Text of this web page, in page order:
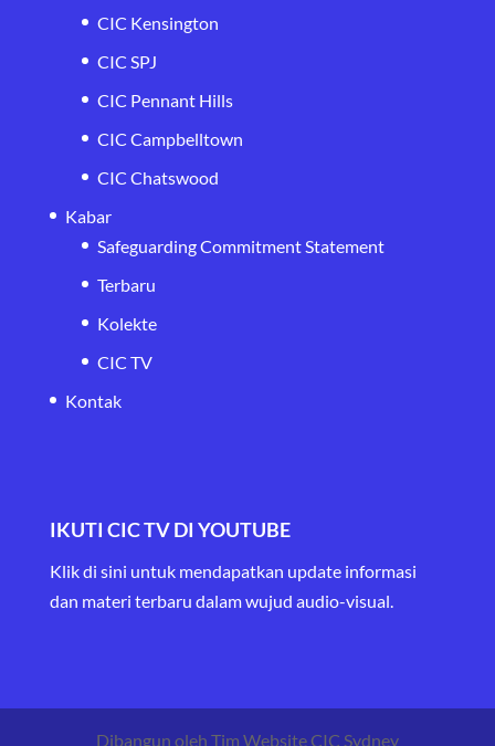
CIC Kensington
CIC SPJ
CIC Pennant Hills
CIC Campbelltown
CIC Chatswood
Kabar
Safeguarding Commitment Statement
Terbaru
Kolekte
CIC TV
Kontak
IKUTI CIC TV DI YOUTUBE
Klik di sini untuk mendapatkan update informasi
dan materi terbaru dalam wujud audio-visual.
Dibangun oleh Tim Website CIC Sydney